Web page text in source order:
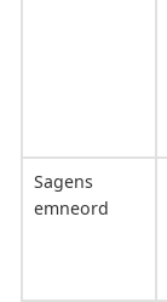
Sagens
emneord